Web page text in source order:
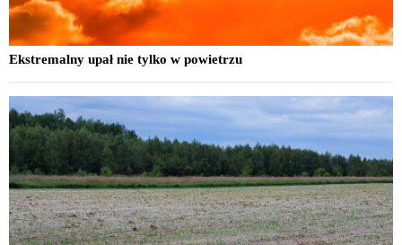
Ekstremalny upał nie tylko w powietrzu